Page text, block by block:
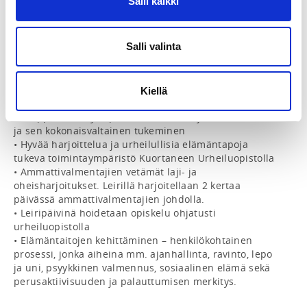
Salli valinta
Kiellä
https://shop.kuortane.com/tilaus/lisaa_tuote/996
ilmoittautumistietoihisi kun ilmoittaudut tapahtumaan
Suomisportissa.
MITÄ YLÄKOULULEIRITYS SISÄLTÄÄ?
ja sen kokonaisvaltainen tukeminen
• Hyvää harjoittelua ja urheilullisia elämäntapoja
tukeva toimintaympäristö Kuortaneen Urheiluopistolla
• Ammattivalmentajien vetämät laji- ja
oheisharjoitukset. Leirillä harjoitellaan 2 kertaa
päivässä ammattivalmentajien johdolla.
• Leiripäivinä hoidetaan opiskelu ohjatusti
urheiluopistolla
• Elämäntaitojen kehittäminen – henkilökohtainen
prosessi, jonka aiheina mm. ajanhallinta, ravinto, lepo
ja uni, psyykkinen valmennus, sosiaalinen elämä sekä
perusaktiivisuuden ja palauttumisen merkitys.